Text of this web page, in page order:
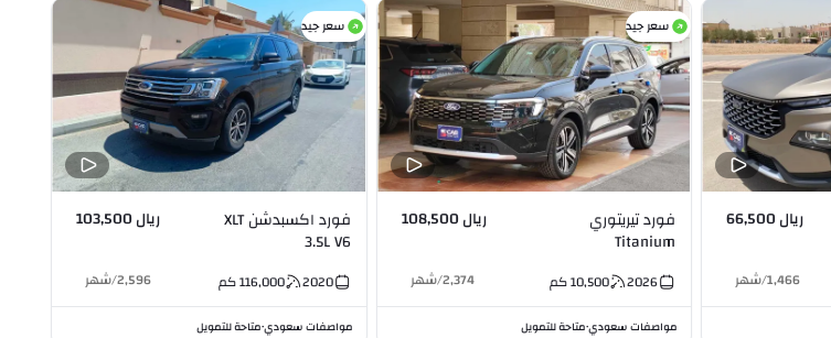
ريال 66,500
1,466
/شهر
سعر جيد
فورد تيريتوري
Titanium
ريال 108,500
2026
10,500كم 2,374
/شهر
مواصفات سعودي•متاحة للتمويل
سعر جيد
فورد اكسبدشن XLT
3.5L V6
ريال 103,500
2020
116,000كم 2,596
/شهر
مواصفات سعودي•متاحة للتمويل